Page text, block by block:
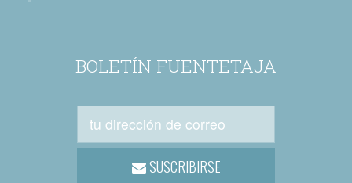
BOLETÍN FUENTETAJA
SUSCRIBIRSE